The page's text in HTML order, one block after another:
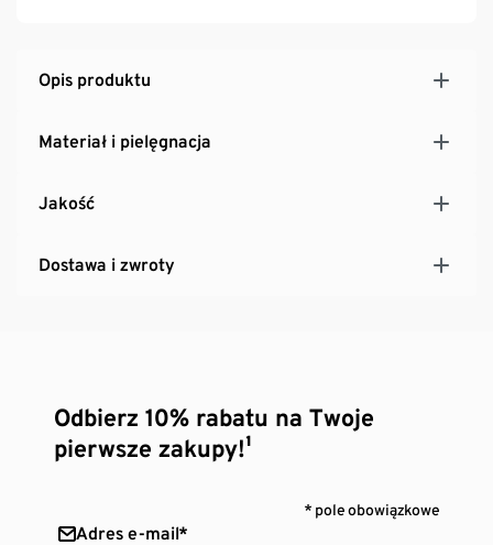
Opis produktu
Materiał i pielęgnacja
Jakość
Dostawa i zwroty
Odbierz 10% rabatu na Twoje
pierwsze zakupy!¹
* pole obowiązkowe
Adres e-mail*